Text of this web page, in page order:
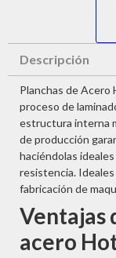
Descripción
Planchas de Acero
proceso de
estructura interna
de producción
haciéndolas
resistencia.
fabricación de
Ventajas
acero